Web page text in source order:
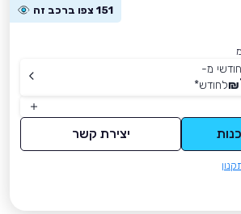
151 צפו ברכב זה
מ-
₪לחודש*
יצירת קשר